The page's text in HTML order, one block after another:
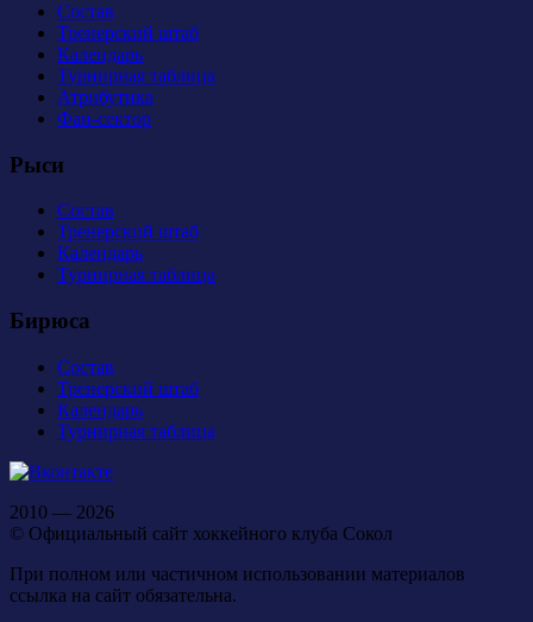
Состав
Тренерский штаб
Календарь
Турнирная таблица
Атрибутика
Фан-сектор
Рыси
Состав
Тренерский штаб
Календарь
Турнирная таблица
Бирюса
Состав
Тренерский штаб
Календарь
Турнирная таблица
2010 — 2026
© Официальный сайт хоккейного клуба Сокол
При полном или частичном использовании материалов
ссылка на сайт обязательна.